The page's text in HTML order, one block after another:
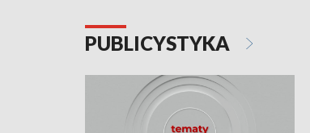
PUBLICYSTYKA